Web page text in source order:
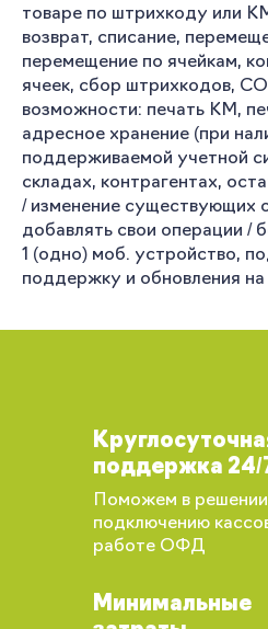
товаре по штрихкоду или
возврат, списание,
перемещение по ячейкам,
ячеек, сбор штрихкодов,
возможности: печать КМ,
адресное хранение (при
поддерживаемой учетной
складах, контрагентах,
/ изменение существующих
добавлять свои операции /
1 (одно) моб. устройство,
поддержку и обновления на
поддержка 24/
Поможем в
подключению
работе ОФД
Минимальные